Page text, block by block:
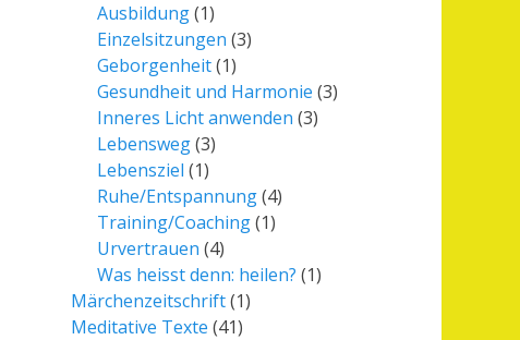
Ausbildung(1)
Einzelsitzungen (3)
Geborgenheit(1)
Gesundheit und Harmonie (3)
Inneres Licht anwenden (3)
Lebensweg(3)
Lebensziel (1)
Ruhe/Entspannung(4)
Training/Coaching(1)
Urvertrauen (4)
Was heisst denn: heilen? (1)
Märchenzeitschrift(1)
Meditative Texte (41)